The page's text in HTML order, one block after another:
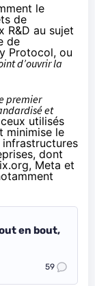
le
de
R&D au sujet
de
Protocol, ou
d’ouvrir la
premier
et
utilisés
minimise le
dont
Meta et
en bout,
59